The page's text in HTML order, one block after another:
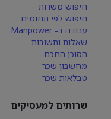
חיפוש משרות
חיפוש לפי תחומים
עבודה ב- Manpower
שאלות ותשובות
הסוכן החכם
מחשבון שכר
טבלאות שכר
שרותים למעסיקים